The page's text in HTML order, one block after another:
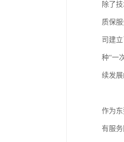
除了
质保
司建
种“一
续发展
作为
有服